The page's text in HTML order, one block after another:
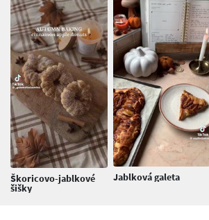
Škoricovo-jablkové
šišky
Jablková galeta